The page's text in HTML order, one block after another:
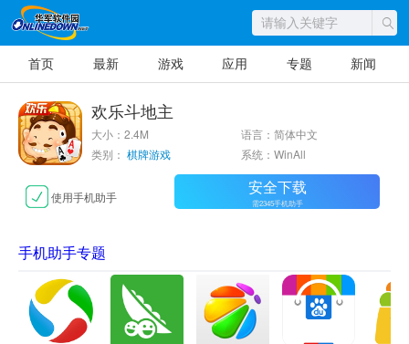
首页 最新 游戏 应用 专题 新闻
欢乐斗地主
大小：2.4M
语言：简体中文
类别： 棋牌游戏 系统：WinAll
使用手机助手 安全下载
需2345手机助手
手机助手专题